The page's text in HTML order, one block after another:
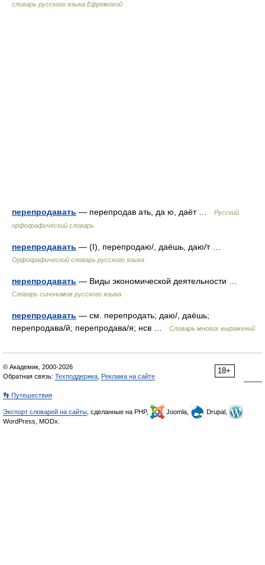
словарь русского языка Ефремовой
перепродавать — перепродав ать, да ю, даёт …
Русский
орфографический словарь
перепродавать — (I), перепродаю/, даёшь, даю/т …
Орфографический словарь русского языка
перепродавать — Виды экономической деятельности …
Словарь синонимов русского языка
перепродавать — см. перепродать; даю/, даёшь;
перепродава/й; перепродава/я; нсв …
Словарь многих выражений
18+
© Академик, 2000-2026
Обратная связь: Техподдержка Реклама на сайте
👣 Путешествия
Экспорт словарей на сайты , сделанные на PHP, Joomla,
Drupal,
WordPress, MODx.